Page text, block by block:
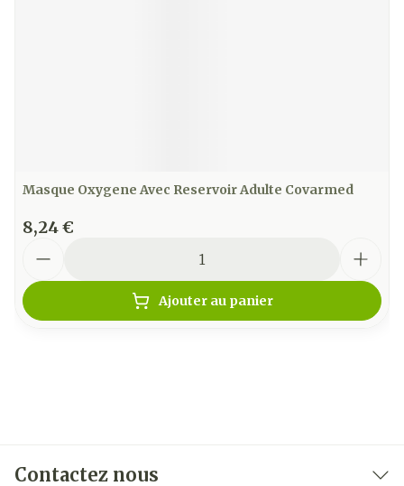
Masque Oxygene Avec Reservoir Adulte Covarmed
8,24 €
Ajouter au panier
Contactez nous